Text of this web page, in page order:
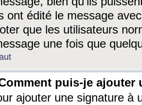
ont édité le message
que les utilisateurs
une fois que
puis-je ajouter
ajouter une signature à